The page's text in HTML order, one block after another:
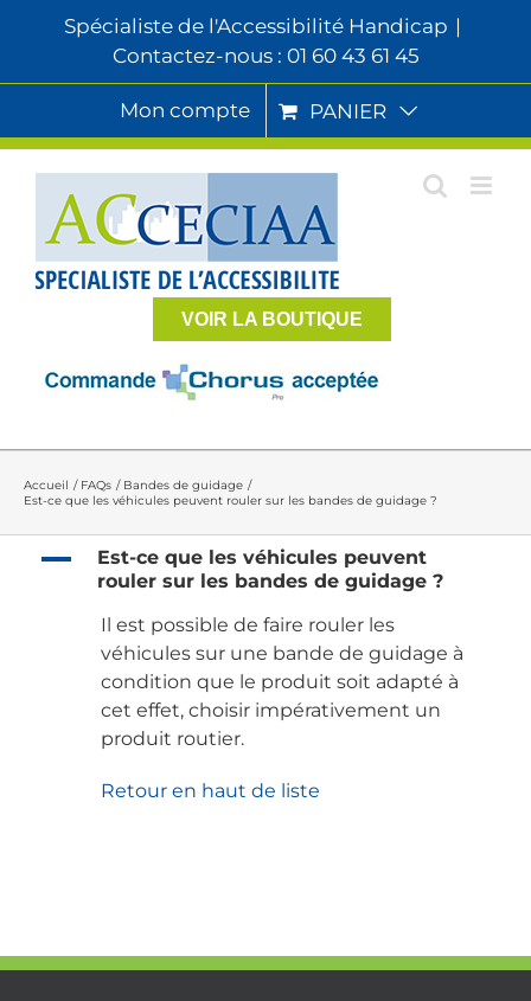
Spécialiste de l'Accessibilité Handicap |
Contactez-nous : 01 60 43 61 45
Mon compte PANIER
VOIR LA BOUTIQUE
Accueil FAQs
Bandes de guidage
Est-ce que les véhicules peuvent rouler sur les bandes de guidage ?
A
Est-ce que les véhicules peuvent
rouler sur les bandes de guidage ?
Il est possible de faire rouler les
véhicules sur une bande de guidage à
condition que le produit soit adapté à
cet effet, choisir impérativement un
produit routier.
Retour en haut de liste